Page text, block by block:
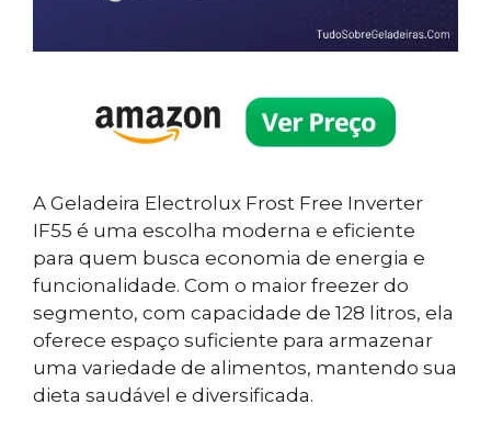
A Geladeira Electrolux Frost Free Inverter
IF55 é uma escolha moderna e eficiente
para quem busca economia de energia e
funcionalidade. Com o maior freezer do
segmento, com capacidade de 128 litros, ela
oferece espaço suficiente para armazenar
uma variedade de alimentos, mantendo sua
dieta saudável e diversificada.